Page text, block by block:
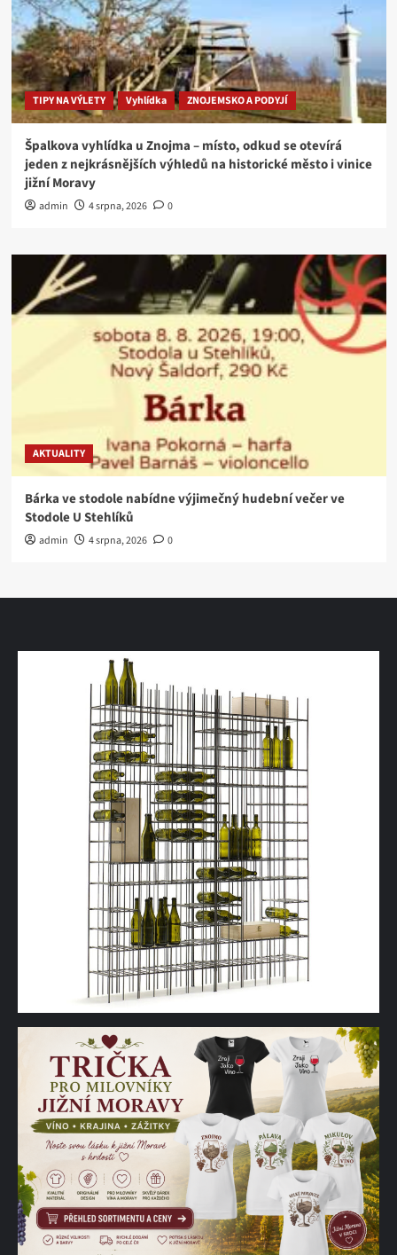
TIPY NA VÝLETY Vyhlídka ZNOJEMSKO A PODYJÍ
Špalkova vyhlídka u Znojma – místo, odkud se otevírá
jeden z nejkrásnějších výhledů na historické město i vinice
jižní Moravy
admin 4 srpna, 2026 0
AKTUALITY
Bárka ve stodole nabídne výjimečný hudební večer ve
Stodole U Stehlíků
admin 4 srpna, 2026 0